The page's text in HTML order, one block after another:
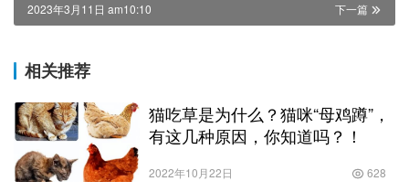
下一篇
2023年3月11日 am10:10
相关推荐
猫吃草是为什么？猫咪“母鸡蹲”，
有这几种原因，你知道吗？！
2022年10月22日 628